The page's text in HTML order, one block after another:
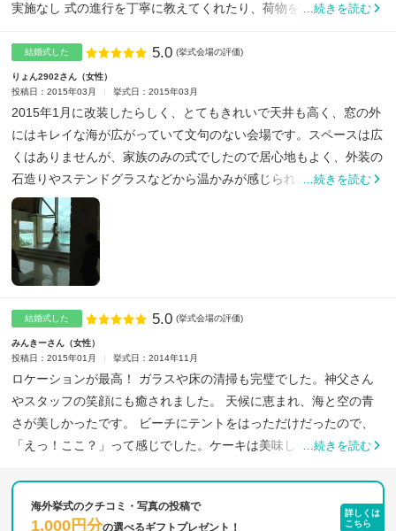
実施なし 式の進行を丁寧に教えてくれたり、荷物を持ってくれ...
…続きを読む
結婚式した 点数
5.0 (挙式会場の評価)
りょん2902さん
女性
投稿日：2015年03月
挙式日：2015年03月
2015年1月に改装したらしく、とてもきれいで天井も高く、窓の外
にはキレイな海が広がっていて文句のない会場です。スペースは広
くはありませんが、家族のみの式でしたので居心地もよく、外装の
石造りやステンドグラスなどから温かみが感じられます。平日...
…続きを読む
結婚式した 点数
5.0 (挙式会場の評価)
みんきーさん
女性
投稿日：2015年01月
挙式日：2014年11月
ロケーションが最高！ ガラスや床の清掃も完璧でした。神父さん
やスタッフの笑顔にも癒されました。 天候に恵まれ、海と空の青
さが美しかったです。 ビーチにテントをはっただけだったので、
「えっ！ここ？」って感じでした。ケーキは美味しく頂きまし
…続きを読む
海外挙式のクチコミ・写真の投稿で
1,000円分の選べるギフトプレゼント！
詳しくは
こちら